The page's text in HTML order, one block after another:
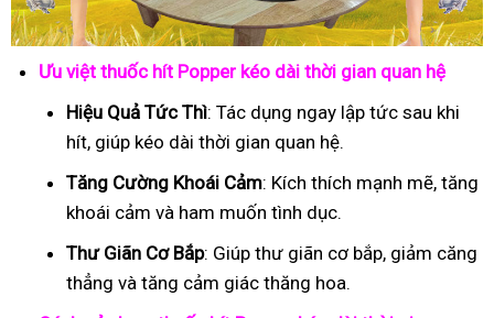
Ưu việt thuốc hít Popper kéo dài thời gian quan hệ
Hiệu Quả Tức Thì: Tác dụng ngay lập tức sau khi
hít, giúp kéo dài thời gian quan hệ.
Tăng Cường Khoái Cảm: Kích thích mạnh mẽ, tăng
khoái cảm và ham muốn tình dục.
Thư Giãn Cơ Bắp: Giúp thư giãn cơ bắp, giảm căng
thẳng và tăng cảm giác thăng hoa.